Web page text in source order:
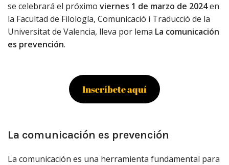
se celebrará el próximo viernes 1 de marzo de 2024en
la Facultad de Filología, Comunicació i Traducció de la
Universitat de Valencia, lleva por lema La comunicación
es prevención.
Inscríbete aquí
La comunicación es prevención
La comunicación es una herramienta fundamental para